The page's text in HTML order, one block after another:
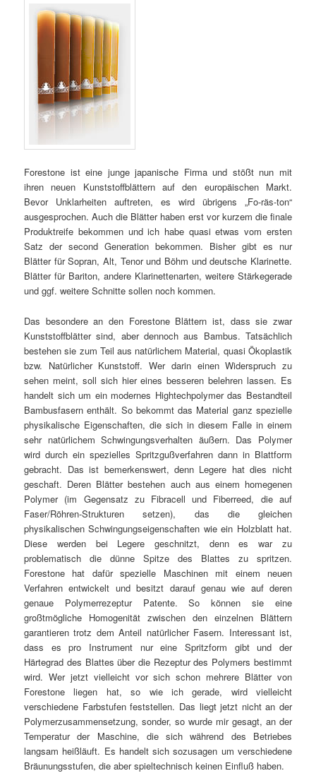
Forestone ist eine junge japanische Firma und stößt nun mit
ihren neuen Kunststoffblättern auf den europäischen Markt.
Bevor Unklarheiten auftreten, es wird übrigens „Fo-räs-ton“
ausgesprochen. Auch die Blätter haben erst vor kurzem die finale
Produktreife bekommen und ich habe quasi etwas vom ersten
Satz der second Generation bekommen. Bisher gibt es nur
Blätter für Sopran, Alt, Tenor und Böhm und deutsche Klarinette.
Blätter für Bariton, andere Klarinettenarten, weitere Stärkegerade
und ggf. weitere Schnitte sollen noch kommen.
Das besondere an den Forestone Blättern ist, dass sie zwar
Kunststoffblätter sind, aber dennoch aus Bambus. Tatsächlich
bestehen sie zum Teil aus natürlichem Material, quasi Ökoplastik
bzw. Natürlicher Kunststoff. Wer darin einen Widerspruch zu
sehen meint, soll sich hier eines besseren belehren lassen. Es
handelt sich um ein modernes Hightechpolymer das Bestandteil
Bambusfasern enthält. So bekommt das Material ganz spezielle
physikalische Eigenschaften, die sich in diesem Falle in einem
sehr natürlichem Schwingungsverhalten äußern. Das Polymer
wird durch ein spezielles Spritzgußverfahren dann in Blattform
gebracht. Das ist bemerkenswert, denn Legere hat dies nicht
geschaft. Deren Blätter bestehen auch aus einem homegenen
Polymer (im Gegensatz zu Fibracell und Fiberreed, die auf
Faser/Röhren-Strukturen setzen), das die gleichen
physikalischen Schwingungseigenschaften wie ein Holzblatt hat.
Diese werden bei Legere geschnitzt, denn es war zu
problematisch die dünne Spitze des Blattes zu spritzen.
Forestone hat dafür spezielle Maschinen mit einem neuen
Verfahren entwickelt und besitzt darauf genau wie auf deren
genaue Polymerrezeptur Patente. So können sie eine
großtmögliche Homogenität zwischen den einzelnen Blättern
garantieren trotz dem Anteil natürlicher Fasern. Interessant ist,
dass es pro Instrument nur eine Spritzform gibt und der
Härtegrad des Blattes über die Rezeptur des Polymers bestimmt
wird. Wer jetzt vielleicht vor sich schon mehrere Blätter von
Forestone liegen hat, so wie ich gerade, wird vielleicht
verschiedene Farbstufen feststellen. Das liegt jetzt nicht an der
Polymerzusammensetzung, sonder, so wurde mir gesagt, an der
Temperatur der Maschine, die sich während des Betriebes
langsam heißläuft. Es handelt sich sozusagen um verschiedene
Bräunungsstufen, die aber spieltechnisch keinen Einfluß haben.